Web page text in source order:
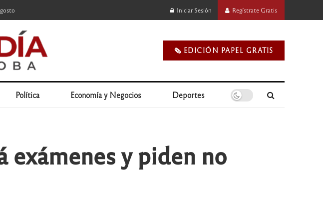
Iniciar Sesión Regístrate Gratis
🗞️ EDICIÓN PAPEL GRATIS
Política Economía y Negocios Deportes
exámenes y piden no